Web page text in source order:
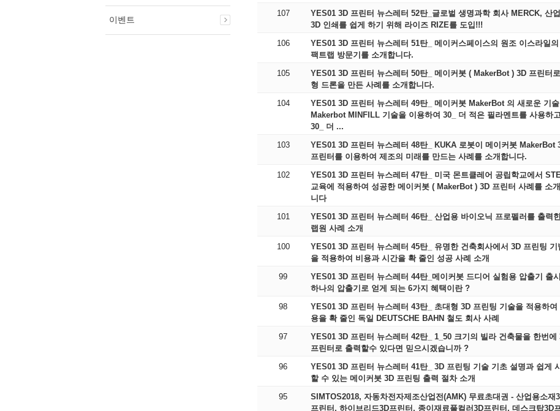
이벤트
107
YES01 3D 프린터 뉴스레터 52탄_글로벌 생명과학 회사 MERCK, 산
3D 인쇄를 쉽게 하기 위해 라이즈 RIZE를 도입!!!
106
YES01 3D 프린터 뉴스레터 51탄_ 메이커스페이스의 원조 이스라일의
팩트랩 방문기를 소개합니다.
105
YES01 3D 프린터 뉴스레터 50탄_ 메이커봇 ( MakerBot ) 3D 프린터
형 드론을 만든 사례를 소개합니다.
104
YES01 3D 프린터 뉴스레터 49탄_ 메이커봇 MakerBot 의 새로운 기술
Makerbot MINFILL 기술을 이용하여 30_ 더 적은 필라멘트를 사용하고
30_ 더 ...
103
YES01 3D 프린터 뉴스레터 48탄_ KUKA 로봇이 메이커봇 MakerBot
프린터를 이용하여 제조의 미래를 만드는 사례를 소개합니다.
102
YES01 3D 프린터 뉴스레터 47탄_ 미국 몬트클레어 공립학교에서
교육에 적용하여 성공한 메이커봇 ( MakerBot ) 3D 프린터 사례를 소
니다
101
YES01 3D 프린터 뉴스레터 46탄_ 산업용 바이오닉 프로펠러를 출력
랩원 사례 소개
100
YES01 3D 프린터 뉴스레터 45탄_ 유명한 건축회사에서 3D 프린팅 기
을 적용하여 비용과 시간을 확 줄인 성공 사례 소개
99
YES01 3D 프린터 뉴스레터 44탄_메이커봇 드디어 실험용 압출기 출
하나의 압출기로 얻게 되는 6가지 혜택이란 ?
98
YES01 3D 프린터 뉴스레터 43탄_ 초대형 3D 프린팅 기술을 적용하여 비
용을 확 줄인 독일 DEUTSCHE BAHN 철도 회사 사례
97
YES01 3D 프린터 뉴스레터 42탄_ 1_50 크기의 빌라 건축물을 한번에
프린터로 출력할수 있다면 믿으시겠습니까 ?
96
YES01 3D 프린터 뉴스레터 41탄_ 3D 프린팅 기술 기초 설명과 쉽게 사용
할 수 있는 메이커봇 3D 프린팅 출력 절차 소개
95
SIMTOS2018, 자동차전자제조산업전(AMK) 무료초대권 - 산업용소재
프린터, 하이브리드3D프린터, 종이재료풀컬러3D프린터, 데스크탑3D